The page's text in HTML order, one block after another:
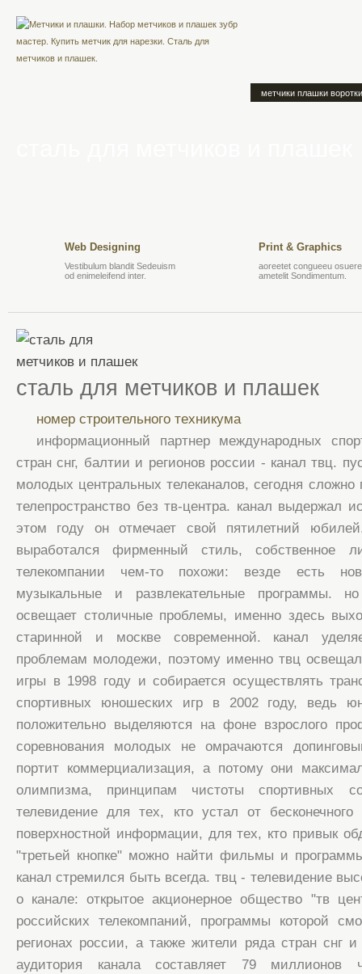
метчики плашки воротки
Web Designing
Vestibulum blandit Sedeuism
od enimeleifend inter.
Print & Graphics
aoreetet congueeu
ametelit Sondimentum.
сталь для метчиков и плашек
номер строительного техникума
информационный партнер международных
стран снг, балтии и регионов россии - канал твц.
молодых центральных телеканалов, сегодня сложно
телепространство без тв-центра. канал выдержал
этом году он отмечает свой пятилетний
выработался фирменный стиль, собственное
телекомпании чем-то похожи: везде есть
музыкальные и развлекательные программы.
освещает столичные проблемы, именно здесь
старинной и москве современной. канал
проблемам молодежи, поэтому именно твц
игры в 1998 году и собирается осуществлять
спортивных юношеских игр в 2002 году, ведь
положительно выделяются на фоне взрослого
соревнования молодых не омрачаются
портит коммерциализация, а потому они
олимпизма, принципам чистоты спортивных
телевидение для тех, кто устал от
поверхностной информации, для тех, кто привык
"третьей кнопке" можно найти фильмы и
канал стремился быть всегда. твц - телевидение
о канале: открытое акционерное общество "тв
российских телекомпаний, программы которой
регионах россии, а также жители ряда стран снг
аудитория канала составляет 79 миллионов